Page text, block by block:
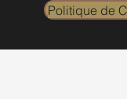
Politique de